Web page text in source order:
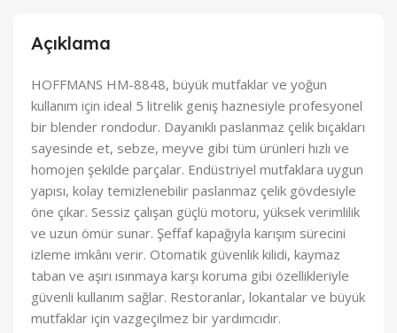
Açıklama
HOFFMANS HM-8848, büyük mutfaklar ve yoğun
kullanım için ideal 5 litrelik geniş haznesiyle profesyonel
bir blender rondodur. Dayanıklı paslanmaz çelik bıçakları
sayesinde et, sebze, meyve gibi tüm ürünleri hızlı ve
homojen şekilde parçalar. Endüstriyel mutfaklara uygun
yapısı, kolay temizlenebilir paslanmaz çelik gövdesiyle
öne çıkar. Sessiz çalışan güçlü motoru, yüksek verimlilik
ve uzun ömür sunar. Şeffaf kapağıyla karışım sürecini
izleme imkânı verir. Otomatik güvenlik kilidi, kaymaz
taban ve aşırı ısınmaya karşı koruma gibi özellikleriyle
güvenli kullanım sağlar. Restoranlar, lokantalar ve büyük
mutfaklar için vazgeçilmez bir yardımcıdır.